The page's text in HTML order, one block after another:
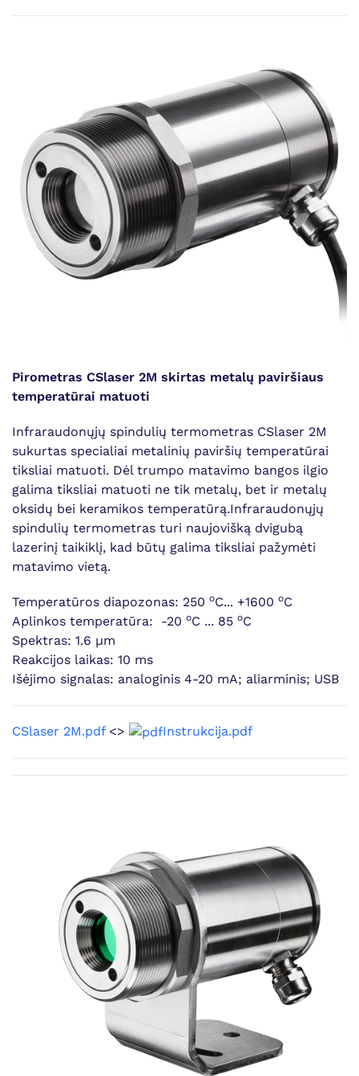
Pirometras CSlaser 2M skirtas metalų paviršiaus
temperatūrai matuoti
Infraraudonųjų spindulių termometras CSlaser 2M
sukurtas specialiai metalinių paviršių temperatūrai
tiksliai matuoti. Dėl trumpo matavimo bangos ilgio
galima tiksliai matuoti ne tik metalų, bet ir metalų
oksidų bei keramikos temperatūrą.Infraraudonųjų
spindulių termometras turi naujovišką dvigubą
lazerinį taikiklį, kad būtų galima tiksliai pažymėti
matavimo vietą.
Temperatūros diapozonas: 250 oC... +1600 oC
Aplinkos temperatūra: -20 oC ... 85 oC
Spektras: 1.6 µm
Reakcijos laikas: 10 ms
Išėjimo signalas: analoginis 4-20 mA; aliarminis; USB
CSlaser 2M.pdf<> Instrukcija.pdf